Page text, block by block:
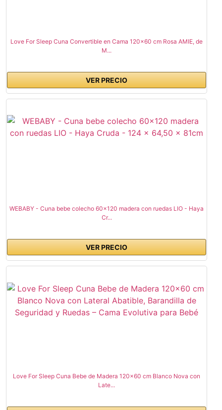
Love For Sleep Cuna Convertible en Cama 120x60 cm Rosa AMIE, de
M...
VER PRECIO
WEBABY - Cuna bebe colecho 60x120 madera con ruedas LIO - Haya
Cr...
VER PRECIO
Love For Sleep Cuna Bebe de Madera 120x60 cm Blanco Nova con
Late...